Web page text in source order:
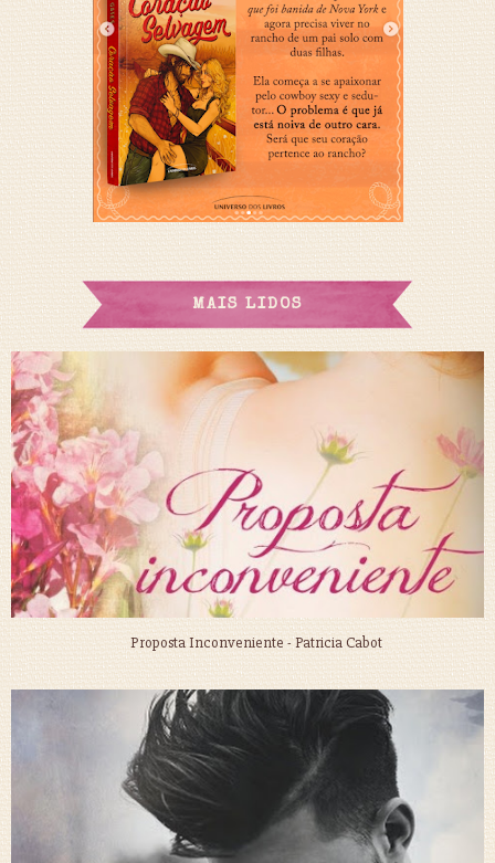
MAIS LIDOS
Proposta Inconveniente - Patricia Cabot